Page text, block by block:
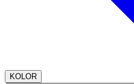
KOLOR